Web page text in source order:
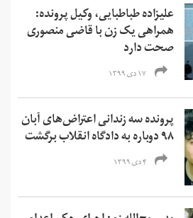
علیزاده طباطبایی، وکیل پرونده:
همراهی یک زن با قاضی منصوری
صحت دارد
۱۷ دی ۱۳۹۹
پرونده سه زندانی اعتراض‌های آبان
۹۸ دوباره به دادگاه انقلاب برگشت
۴ دی ۱۳۹۹